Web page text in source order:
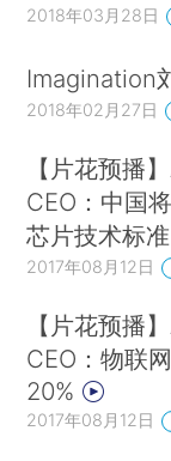
2018年03月28日
Imagination
2018年02月27日
【片花预播
CEO：中国
芯片技术标准
2017年08月12日
【片花预播
CEO：物联
20%
2017年08月12日